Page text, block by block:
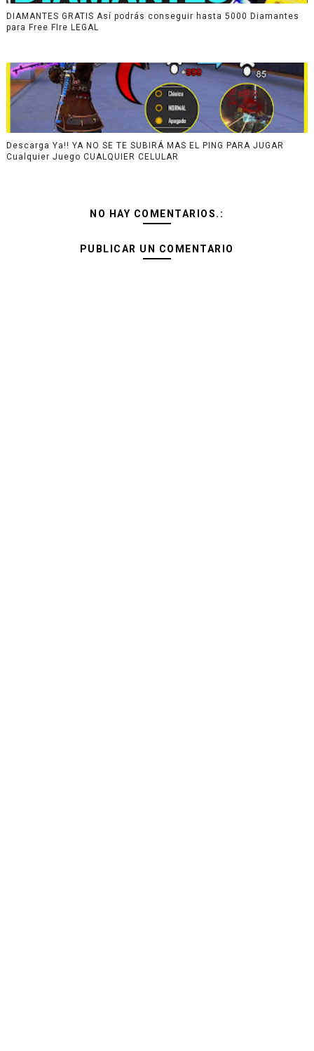
DIAMANTES GRATIS Así podrás conseguir hasta 5000 Diamantes
para Free FIre LEGAL
Descarga Ya!! YA NO SE TE SUBIRÁ MAS EL PING PARA JUGAR
Cualquier Juego CUALQUIER CELULAR
NO HAY COMENTARIOS.:
PUBLICAR UN COMENTARIO